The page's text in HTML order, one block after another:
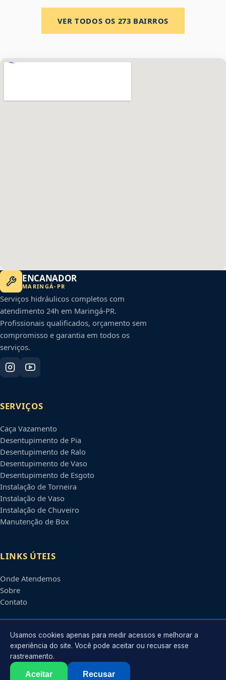
VER TODOS OS 273 BAIRROS
ENCANADOR
MARINGÁ- PR
Serviços hidráulicos completos com
atendimento 24h em Maringá-PR.
Profissionais qualificados, orçamento sem
compromisso e garantia em todos os
serviços.
SERVIÇOS
Caça Vazamento
Desentupimento de Pia
Desentupimento de Ralo
Desentupimento de Vaso
Desentupimento de Esgoto
Instalação de Torneira
Instalação de Vaso
Instalação de Chuveiro
Manutenção de Box
LINKS ÚTEIS
Onde Atendemos
Sobre
Contato
CONTATO
Atendimento em
contato@encanadoremmaringa.com.br
Usamos cookies apenas para medir acessos e melhorar a
experiência do site. Você pode aceitar ou recusar esse
rastreamento.
Aceitar Recusar